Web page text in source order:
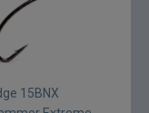
15BNX